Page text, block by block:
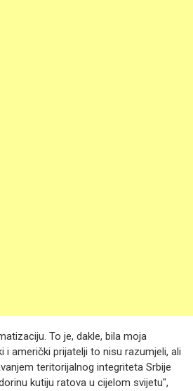
To je, dakle, bila moja
i američki prijatelji to nisu razumjeli, ali
teritorijalnog integriteta Srbije
kutiju ratova u cijelom svijetu",